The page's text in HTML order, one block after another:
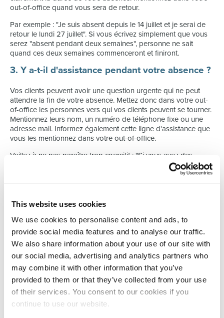
This website uses cookies
We use cookies to personalise content and ads, to
provide social media features and to analyse our traffic.
We also share information about your use of our site with
our social media, advertising and analytics partners who
may combine it with other information that you’ve
provided to them or that they’ve collected from your use
of their services. You consent to our cookies if you
continue to use our website.
out-of-office quand vous sera de retour.
Par exemple : "Je suis absent depuis le 14 juillet et je serai de
retour le lundi 27 juillet". Si vous écrivez simplement que vous
serez "absent pendant deux semaines", personne ne sait
quand ces deux semaines commenceront et finiront.
3. Y a-t-il d'assistance pendant votre absence ?
Vos clients peuvent avoir une question urgente qui ne peut
attendre la fin de votre absence. Mettez donc dans votre out-
of-office les personnes vers qui vos clients peuvent se tourner.
Mentionnez leurs nom, un numéro de téléphone fixe ou une
adresse mail. Informez également cette ligne d'assistance que
vous les mentionnez dans votre out-of-office.
Veillez à ne pas paraître trop coercitif : "Si vous avez des
questions urgentes, contactez le collègue X" effraie le lecteur. Il
pensera que ce collègue est déjà très occupé. Écrivez :
"Pendant mon absence, le collègue X sera heureux de vous
4. Lisez-vous encore vos courriers pendant vos
vacances ?
En cette époque numérique, il est difficile pour certaines
personnes de prendre un repos complet. Avec votre
smartphone à la main, vous pourrez toujours accéder
facilement à votre courrier électronique professionnel. Les
clients peuvent également compter sur cela. Par mesure de
sécurité, indiquez dans le out-of-office si vous lirez ou non vos
courriels pendant votre absence.